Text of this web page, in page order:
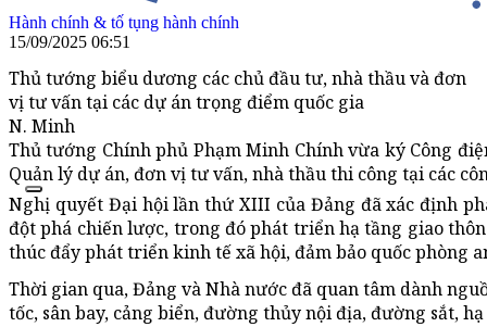
Hành chính & tố tụng hành chính
15/09/2025 06:51
Thủ tướng biểu dương các chủ đầu tư, nhà thầu và đơn
vị tư vấn tại các dự án trọng điểm quốc gia
N. Minh
Thủ tướng Chính phủ Phạm Minh Chính vừa ký Công
Quản lý dự án, đơn vị tư vấn, nhà thầu thi công tại các
Nghị quyết Đại hội lần thứ XIII của Đảng đã xác định
đột phá chiến lược, trong đó phát triển hạ tầng giao
thúc đẩy phát triển kinh tế xã hội, đảm bảo quốc phòng
Thời gian qua, Đảng và Nhà nước đã quan tâm dành
tốc, sân bay, cảng biển, đường thủy nội địa, đường sắt,